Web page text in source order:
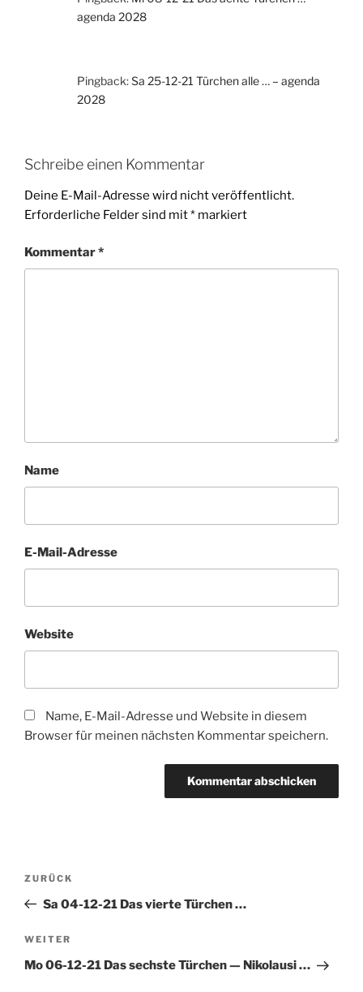
agenda 2028
Pingback:Sa 25-12-21 Türchen alle … – agenda
2028
Schreibe einen Kommentar
Deine E-Mail-Adresse wird nicht veröffentlicht.
Erforderliche Felder sind mit* markiert
Kommentar*
Name
E-Mail-Adresse
Website
Name, E-Mail-Adresse und Website in diesem
Browser für meinen nächsten Kommentar speichern.
Beitragsnavigation
Vorheriger
Beitrag
ZURÜCK
Sa 04-12-21 Das vierte Türchen …
Nächster
Beitrag
WEITER
Mo 06-12-21 Das sechste Türchen — Nikolausi …